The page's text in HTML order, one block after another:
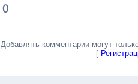
0
Добавлять комментарии могут
[